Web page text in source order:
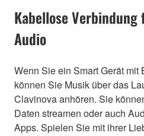
Kabellose
Audio
Wenn Sie ein Smart Gerät mit
können Sie Musik über das
Clavinova anhören. Sie
Daten streamen oder auch
Apps. Spielen Sie mit ihrer